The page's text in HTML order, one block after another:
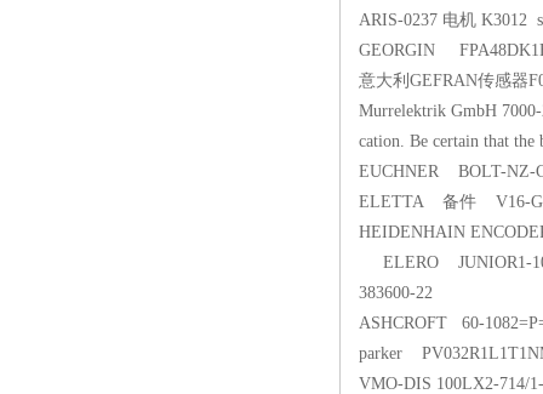
ARIS-0237 电机 K3012
GEORGIN
意大利GEFRAN传感器
Murrelektrik GmbH
cation. Be certain that the
EUCHNER BOLT-
ELETTA 备件 V16-
HEIDENHAIN
ELERO JUNIOR1-
383600-22
ASHCROFT 60-
parker
VMO-DIS 100LX2-714/